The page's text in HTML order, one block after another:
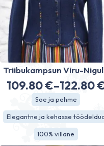
Triibukampsun Viru-
109.80€–122.80
109.80 €
kuni
122.80 €
Soe ja pehme
Elegantne ja kehasse
100% villane